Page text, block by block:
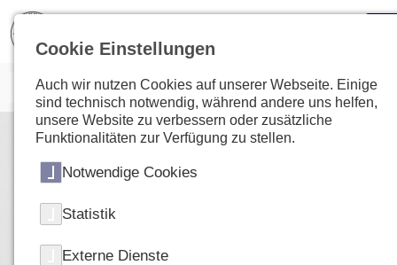
Cookie Einstellungen
Auch wir nutzen Cookies auf unserer Webseite. Einige
sind technisch notwendig, während andere uns helfen,
unsere Website zu verbessern oder zusätzliche
Funktionalitäten zur Verfügung zu stellen.
Notwendige Cookies
Statistik
Externe Dienste